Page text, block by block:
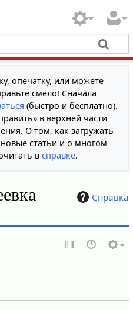
опечатку, или можете
смело! Сначала
(быстро и бесплатно).
в верхней части
О том, как загружать
статьи и о многом
в справке.
Справка